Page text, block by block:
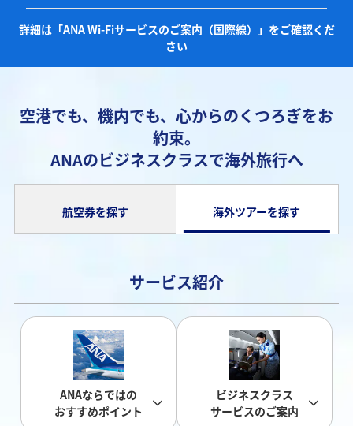
詳細は「ANA Wi-Fiサービスのご案内（国際線）」 をご確認くだ
さい
空港でも、機内でも、心からのくつろぎをお
約束。
ANAのビジネスクラスで海外旅行へ
航空券を探す 海外ツアーを探す
サービス紹介
ANAならではの
おすすめポイント
ビジネスクラス
サービスのご案内